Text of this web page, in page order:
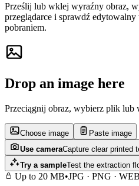
Prześlij lub wklej wyraźny obraz,
przeglądarce i sprawdź
pobraniem.
Drop an image here
Przeciągnij obraz, wybierz plik lub
Choose image
Paste image
Use cameraCapture clear printed
Try a sampleTest the extraction
Up to 20 MB•JPG · PNG ·